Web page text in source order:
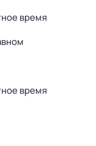
время
время